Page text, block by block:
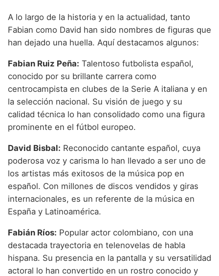
A lo largo de la historia y en la actualidad, tanto
Fabian como David han sido nombres de figuras que
han dejado una huella. Aquí destacamos algunos:
Fabian Ruiz Peña: Talentoso futbolista español,
conocido por su brillante carrera como
centrocampista en clubes de la Serie A italiana y en
la selección nacional. Su visión de juego y su
calidad técnica lo han consolidado como una figura
prominente en el fútbol europeo.
David Bisbal: Reconocido cantante español, cuya
poderosa voz y carisma lo han llevado a ser uno de
los artistas más exitosos de la música pop en
español. Con millones de discos vendidos y giras
internacionales, es un referente de la música en
España y Latinoamérica.
Fabián Ríos: Popular actor colombiano, con una
destacada trayectoria en telenovelas de habla
hispana. Su presencia en la pantalla y su versatilidad
actoral lo han convertido en un rostro conocido y